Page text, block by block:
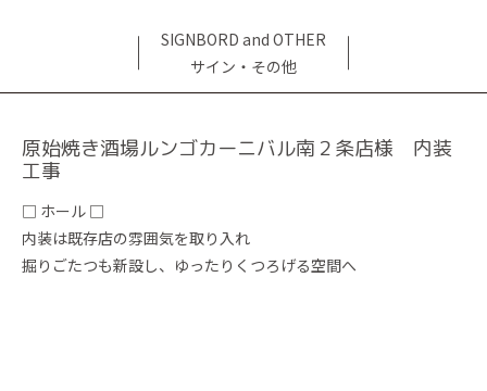
SIGNBORD and OTHER
サイン・その他
原始焼き酒場ルンゴカーニバル南２条店様 内装
工事
□ ホール □
内装は既存店の雰囲気を取り入れ
掘りごたつも新設し、ゆったりくつろげる空間へ